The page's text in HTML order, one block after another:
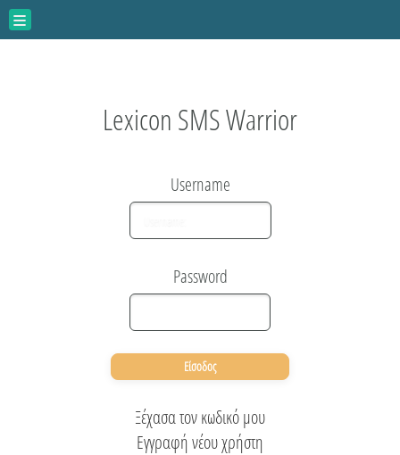
Μαζικά SMS
Express SMS
Ιστορικό
Τιμές
Αγορά
Lexicon SMS Warrior
Username
Password
Ξέχασα τον κωδικό μου
Εγγραφή νέου χρήστη